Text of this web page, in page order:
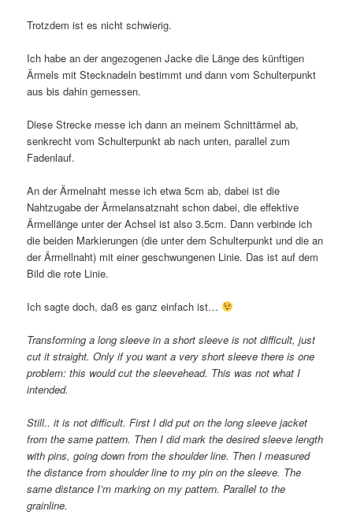
Trotzdem ist es nicht schwierig.
Ich habe an der angezogenen Jacke die Länge des künftigen
Ärmels mit Stecknadeln bestimmt und dann vom Schulterpunkt
aus bis dahin gemessen.
Diese Strecke messe ich dann an meinem Schnittärmel ab,
senkrecht vom Schulterpunkt ab nach unten, parallel zum
Fadenlauf.
An der Ärmelnaht messe ich etwa 5cm ab, dabei ist die
Nahtzugabe der Ärmelansatznaht schon dabei, die effektive
Ärmellänge unter der Achsel ist also 3.5cm. Dann verbinde ich
die beiden Markierungen (die unter dem Schulterpunkt und die an
der Ärmellnaht) mit einer geschwungenen Linie. Das ist auf dem
Bild die rote Linie.
Ich sagte doch, daß es ganz einfach ist…
Transforming a long sleeve in a short sleeve is not difficult, just
cut it straight. Only if you want a very short sleeve there is one
problem: this would cut the sleevehead. This was not what I
intended.
Still.. it is not difficult. First I did put on the long sleeve jacket
from the same pattern. Then I did mark the desired sleeve length
with pins, going down from the shoulder line. Then I measured
the distance from shoulder line to my pin on the sleeve. The
same distance I’m marking on my pattern. Parallel to the
grainline.